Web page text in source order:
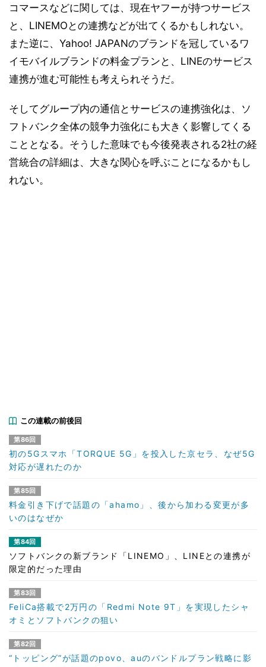
コマースなどに関しては、現在ヤフーが持つサービス
と、LINEMOとの連携などが出てくるかもしれない。
また逆に、Yahoo! JAPANのブランドを冠しているワ
イモバイルブランドの料金プランと、LINEのサービス
連携が進む可能性も考えられそうだ。
そしてグループ内の通信とサービスの連携強化は、ソ
フトバンク全体の競争力強化にも大きく影響してくる
こととなる。そうした意味でも今後発表される2社の経
営統合の詳細は、大きな関心を呼ぶことになるかもし
れない。
この連載の前後回
第86回
初の5Gスマホ「TORQUE 5G」を投入した京セラ、なぜ5G
対応が遅れたのか
第85回
料金引き下げで話題の「ahamo」、後から加わる変更が多
いのはなぜか
第84回
ソフトバンクの新ブランド「LINEMO」、LINEとの連携が
限定的だった理由
第83回
FeliCa搭載で2万円の「Redmi Note 9T」を実現したシャ
オミとソフトバンクの狙い
第82回
“トッピング”が話題のpovo、auのバンドルプラン戦略に影